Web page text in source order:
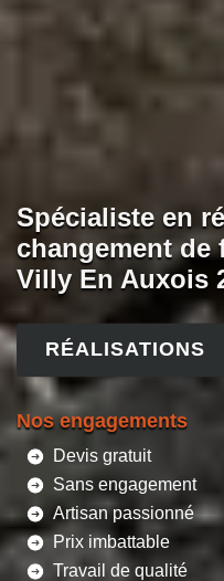
Spécialiste en
changement de
Villy En Auxois
RÉALISATIONS
Nos engagements
Devis gratuit
Sans engagement
Artisan passionné
Prix imbattable
Travail de qualité